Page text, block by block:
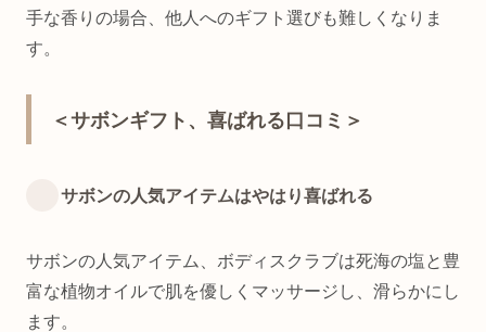
手な香りの場合、他人へのギフト選びも難しくなりま
す。
＜サボンギフト、喜ばれる口コミ＞
サボンの人気アイテムはやはり喜ばれる
サボンの人気アイテム、ボディスクラブは死海の塩と豊
富な植物オイルで肌を優しくマッサージし、滑らかにし
ます。